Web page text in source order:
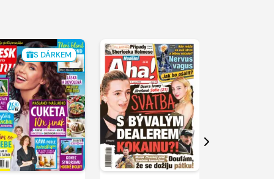
S DÁRKEM
Další